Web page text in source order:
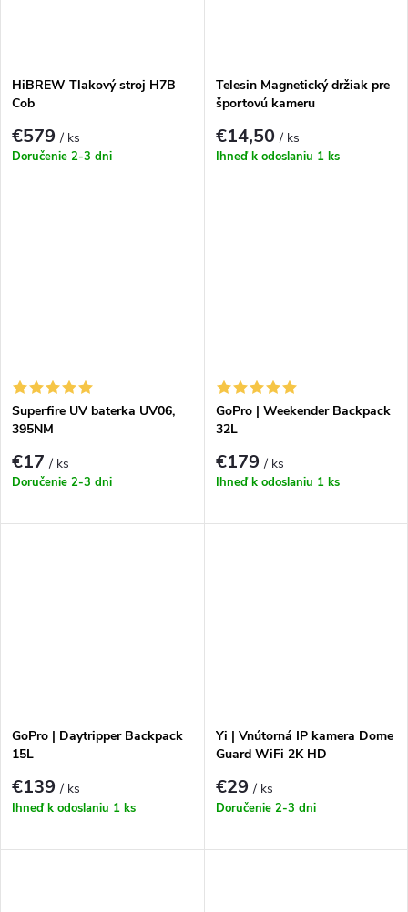
HiBREW Tlakový stroj H7B
Cob
€579/ ks
Doručenie 2-3 dni
Telesin Magnetický držiak pre
športovú kameru
€14,50/ ks
Ihneď k odoslaniu 1 ks
Superfire UV baterka UV06,
395NM
€17/ ks
Doručenie 2-3 dni
GoPro | Weekender Backpack
32L
€179/ ks
Ihneď k odoslaniu 1 ks
GoPro | Daytripper Backpack
15L
€139/ ks
Ihneď k odoslaniu 1 ks
Yi | Vnútorná IP kamera Dome
Guard WiFi 2K HD
€29/ ks
Doručenie 2-3 dni